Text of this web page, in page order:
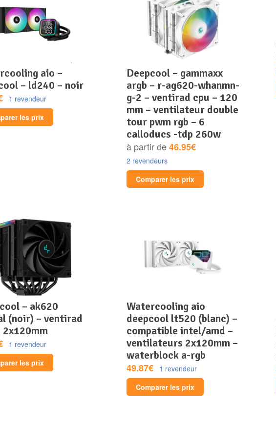
– ld240 – noir
1 revendeur
les prix
deepcool – gammaxx
argb – r-ag620-whanmn-
g-2 – ventirad cpu – 120
mm – ventilateur double
tour pwm rgb – 6
calloducs -tdp 260w
à partir de46.95€
2 revendeurs
Comparer les prix
(noir) – ventirad
2x120mm
1 revendeur
les prix
watercooling aio
deepcool lt520 (blanc) –
compatible intel/amd –
ventilateurs 2x120mm –
waterblock a-rgb
49.87€
1 revendeur
Comparer les prix